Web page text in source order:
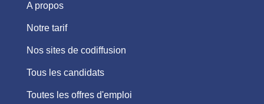
A propos
Notre tarif
Nos sites de codiffusion
Tous les candidats
Toutes les offres d'emploi